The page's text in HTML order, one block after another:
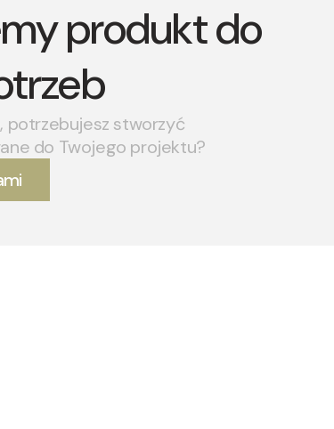
produkt do
stworzyć
do Twojego projektu?